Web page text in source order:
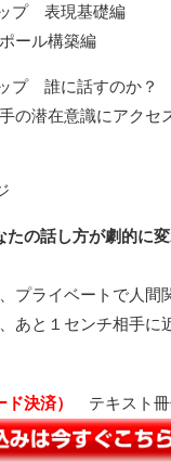
プ 表現基礎編
ール構築編
プ 誰に話すのか？
潜在意識にアクセ
たの話し方が劇的に
プライベートで人間
あと１センチ相手に
ド決済） テキスト冊